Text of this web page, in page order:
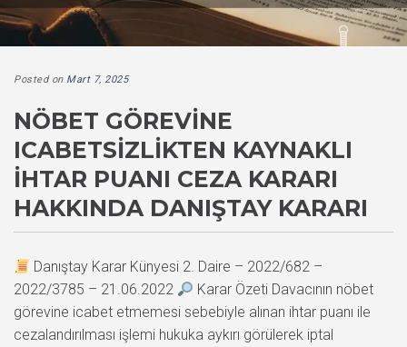
Posted on Mart 7, 2025
NÖBET GÖREVINE
ICABETSIZLIKTEN KAYNAKLI
İHTAR PUANI CEZA KARARI
HAKKINDA DANIŞTAY KARARI
Danıştay Karar Künyesi 2. Daire – 2022/682 –
2022/3785 – 21.06.2022
Karar Özeti Davacının nöbet
görevine icabet etmemesi sebebiyle alınan ihtar puanı ile
cezalandırılması işlemi hukuka aykırı görülerek iptal